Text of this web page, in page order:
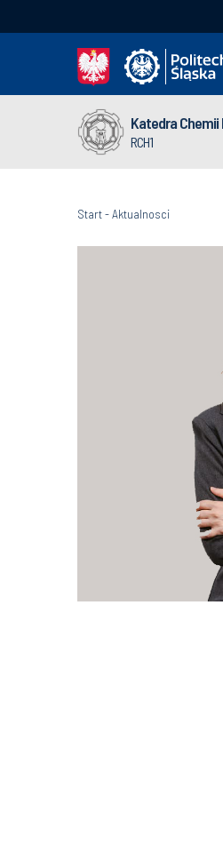
Katedra
RCH1
Start-Aktualnosci